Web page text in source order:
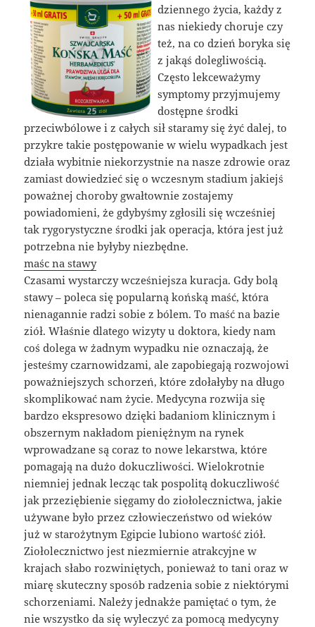
dziennego życia, każdy z
nas niekiedy choruje czy
też, na co dzień boryka się
z jakąś dolegliwością.
Często lekceważymy
symptomy przyjmujemy
dostępne środki
przeciwbólowe i z całych sił staramy się żyć dalej, to
przykre takie postępowanie w wielu wypadkach jest
działa wybitnie niekorzystnie na nasze zdrowie oraz
zamiast dowiedzieć się o wczesnym stadium jakiejś
poważnej choroby gwałtownie zostajemy
powiadomieni, że gdybyśmy zgłosili się wcześniej
tak rygorystyczne środki jak operacja, która jest już
potrzebna nie byłyby niezbędne.
maśc na stawy
Czasami wystarczy wcześniejsza kuracja. Gdy bolą
stawy – poleca się popularną końską maść, która
nienagannie radzi sobie z bólem. To maść na bazie
ziół. Właśnie dlatego wizyty u doktora, kiedy nam
coś dolega w żadnym wypadku nie oznaczają, że
jesteśmy czarnowidzami, ale zapobiegają rozwojowi
poważniejszych schorzeń, które zdołałyby na długo
skomplikować nam życie. Medycyna rozwija się
bardzo ekspresowo dzięki badaniom klinicznym i
obszernym nakładom pieniężnym na rynek
wprowadzane są coraz to nowe lekarstwa, które
pomagają na dużo dokuczliwości. Wielokrotnie
niemniej jednak lecząc tak pospolitą dokuczliwość
jak przeziębienie sięgamy do ziołolecznictwa, jakie
używane było przez człowieczeństwo od wieków
już w starożytnym Egipcie lubiono wartość ziół.
Ziołolecznictwo jest niezmiernie atrakcyjne w
krajach słabo rozwiniętych, ponieważ to tani oraz w
miarę skuteczny sposób radzenia sobie z niektórymi
schorzeniami. Należy jednakże pamiętać o tym, że
nie wszystko da się wyleczyć za pomocą medycyny